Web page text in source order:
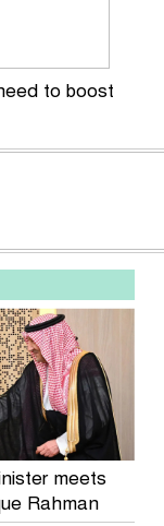
to boost
meets
Rahman